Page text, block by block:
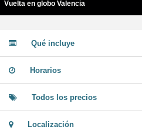
Vuelta en globo Valencia
Qué incluye
Horarios
Todos los precios
Localización